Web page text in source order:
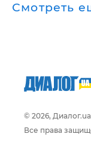
Смотреть
© 2026, Диалог.ua
Все права